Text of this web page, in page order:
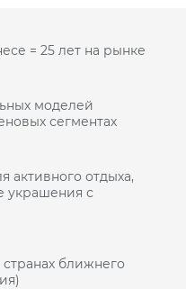
= 25 лет на рынке
моделей
сегментах
активного отдыха,
украшения с
ближнего